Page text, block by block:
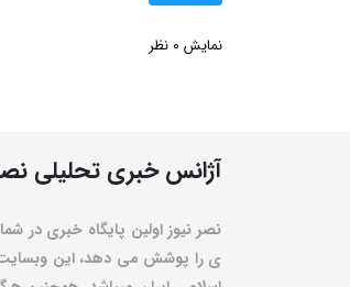
نمایش 0 نظر
آژانس خبری تحلیلی
نصر نیوز اولین پایگاه خبری در
ی را پوشش می دهد، این وبسایت